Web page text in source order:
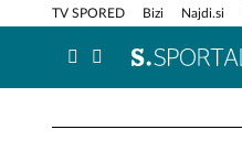
TV SPORED Bizi Najdi.si
Info in obvestila